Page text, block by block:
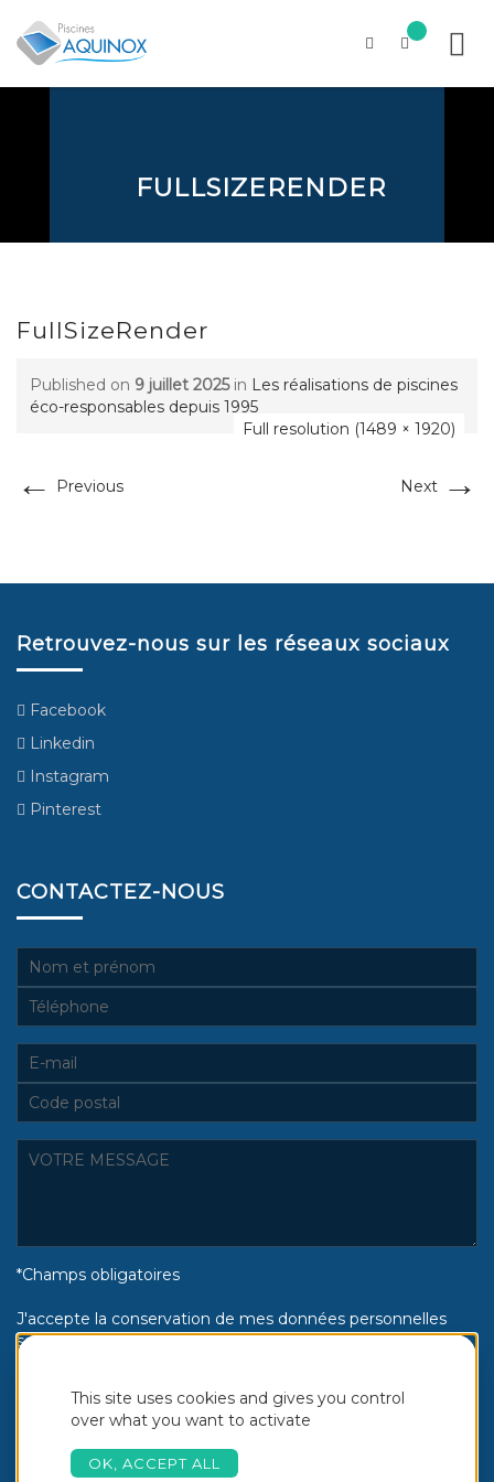
FULLSIZERENDER
FullSizeRender
Published on 9 juillet 2025in Les réalisations de piscines
éco-responsables depuis 1995
Full resolution (1489 × 1920)
← Previous Next →
Retrouvez-nous sur les réseaux sociaux
Facebook
Linkedin
Instagram
Pinterest
CONTACTEZ-NOUS
*Champs obligatoires
J'accepte la conservation de mes données personnelles
selon la politique de confidentialité Piscines Aquinox :
This site uses cookies and gives you control
over what you want to activate
OK, ACCEPT ALL